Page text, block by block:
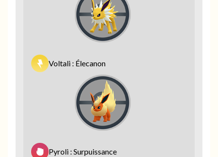
Voltali : Élecanon
Pyroli : Surpuissance